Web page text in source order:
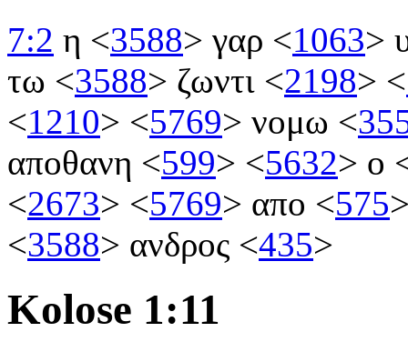
7:2 η <3588> γαρ <1063>
τω <3588> ζωντι <2198> <
<1210> <5769> νομω <
αποθανη <599> <5632> ο
<2673> <5769> απο <575
<3588> ανδρος <435>
Kolose 1:11